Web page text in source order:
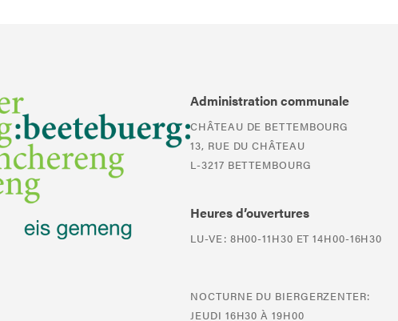
Administration communale
CHÂTEAU DE BETTEMBOURG
13, RUE DU CHÂTEAU
L-3217 BETTEMBOURG
Heures d’ouvertures
LU-VE: 8H00-11H30 ET 14H00-16H30
NOCTURNE DU BIERGERZENTER:
JEUDI 16H30 À 19H00